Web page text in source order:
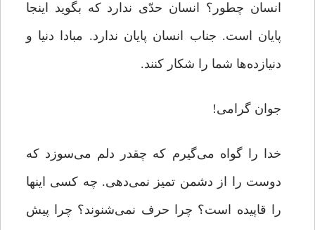
انسان چطور؟ انسان حدّی ندارد که بگوید اینجا
پایان است. جناب انسان پایان ندارد. مبادا دنیا و
دنیازده‌ها شما را شکار کنند.
جوان گرامی!
خدا را گواه می‌گیرم که چقدر دلم می‌سوزد که
دوست را از دشمن تمیز نمی‌دهی. چه کسی اینها
را قاپیده است؟ چرا حرف نمی‌شنوند؟ چرا پیش